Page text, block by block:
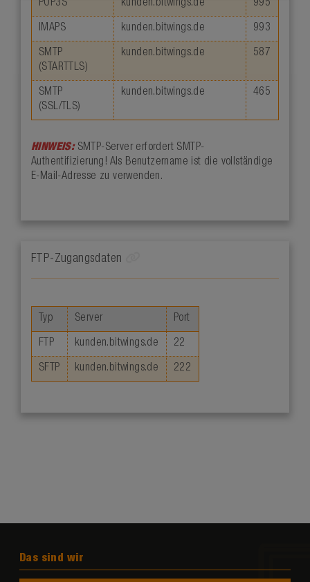
POP3S kunden.bitwings.de 995
IMAPS kunden.bitwings.de 993
SMTP
(STARTTLS)
kunden.bitwings.de 587
SMTP
(SSL/TLS)
kunden.bitwings.de 465
HINWEIS:SMTP-Server erfordert SMTP-
Authentifizierung! Als Benutzername ist die vollständige
E-Mail-Adresse zu verwenden.
FTP-Zugangsdaten
Typ Server Port
FTP kunden.bitwings.de 22
SFTP kunden.bitwings.de 222
Das sind wir